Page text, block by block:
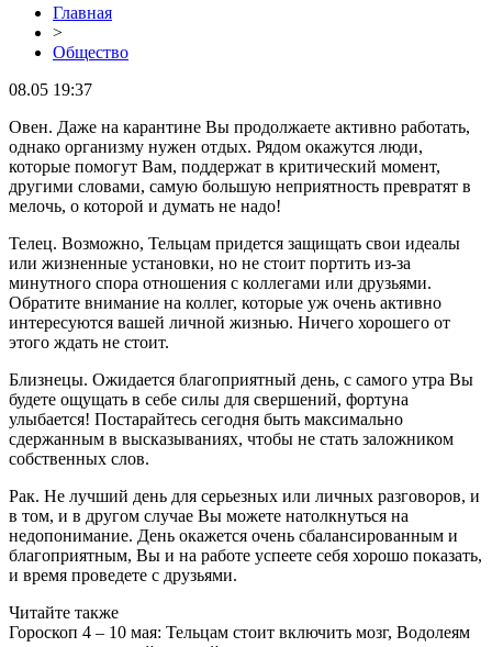
Главная
>
Общество
08.05 19:37
Овен. Даже на карантине Вы продолжаете активно работать,
однако организму нужен отдых. Рядом окажутся люди,
которые помогут Вам, поддержат в критический момент,
другими словами, самую большую неприятность превратят в
мелочь, о которой и думать не надо!
Телец. Возможно, Тельцам придется защищать свои идеалы
или жизненные установки, но не стоит портить из-за
минутного спора отношения с коллегами или друзьями.
Обратите внимание на коллег, которые уж очень активно
интересуются вашей личной жизнью. Ничего хорошего от
этого ждать не стоит.
Близнецы. Ожидается благоприятный день, с самого утра Вы
будете ощущать в себе силы для свершений, фортуна
улыбается! Постарайтесь сегодня быть максимально
сдержанным в высказываниях, чтобы не стать заложником
собственных слов.
Рак. Не лучший день для серьезных или личных разговоров, и
в том, и в другом случае Вы можете натолкнуться на
недопонимание. День окажется очень сбалансированным и
благоприятным, Вы и на работе успеете себя хорошо показать,
и время проведете с друзьями.
Читайте также
Гороскоп 4 – 10 мая: Тельцам стоит включить мозг, Водолеям